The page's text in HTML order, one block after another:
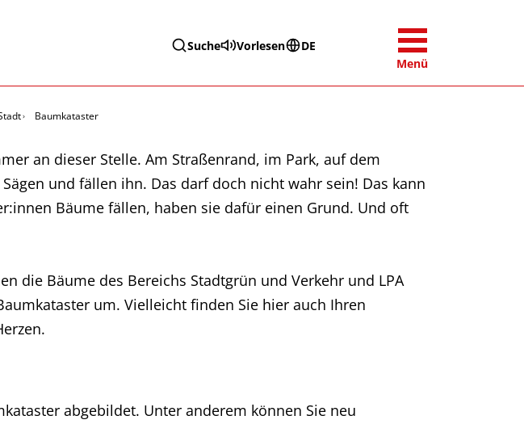
Suche Vorlesen
DE
Menü
Baumkataster
an dieser Stelle. Am Straßenrand, im Park, auf dem
und fällen ihn. Das darf doch nicht wahr sein! Das kann
Bäume fällen, haben sie dafür einen Grund. Und oft
die Bäume des Bereichs Stadtgrün und Verkehr und LPA
um. Vielleicht finden Sie hier auch Ihren
abgebildet. Unter anderem können Sie neu